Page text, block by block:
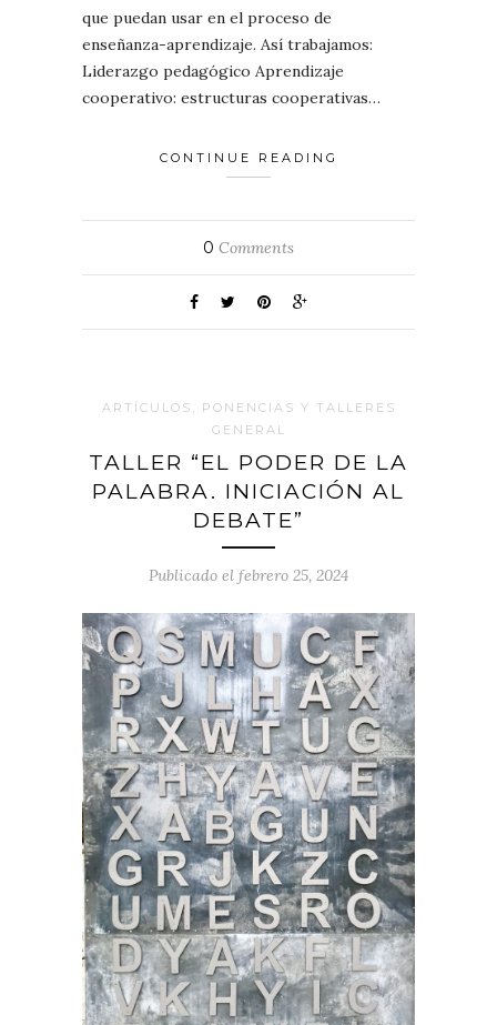
que puedan usar en el proceso de
enseñanza-aprendizaje. Así trabajamos:
Liderazgo pedagógico Aprendizaje
cooperativo: estructuras cooperativas…
CONTINUE READING
0 Comments
ARTÍCULOS, PONENCIAS Y TALLERES
GENERAL
TALLER “EL PODER DE LA
PALABRA. INICIACIÓN AL
DEBATE”
Publicado el febrero 25, 2024